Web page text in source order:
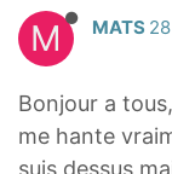
M MATS
Bonjour a
me hante
suis dessus